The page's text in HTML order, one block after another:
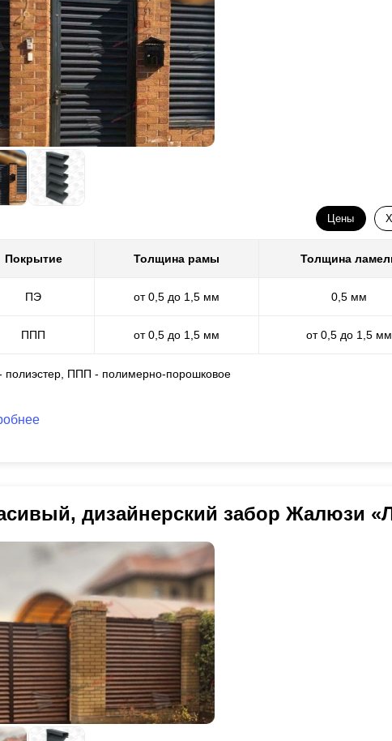
Цены
Покрытие Толщина рамы Толщина
ПЭ от 0,5 до 1,5 мм 0,5 мм
ППП от 0,5 до 1,5 мм от 0,5 до 1,5 мм
полиэстер, ППП - полимерно-порошковое
дизайнерский забор Жалюзи